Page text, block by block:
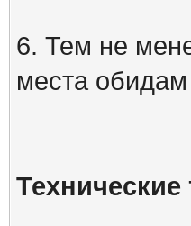
6. Тем не
места